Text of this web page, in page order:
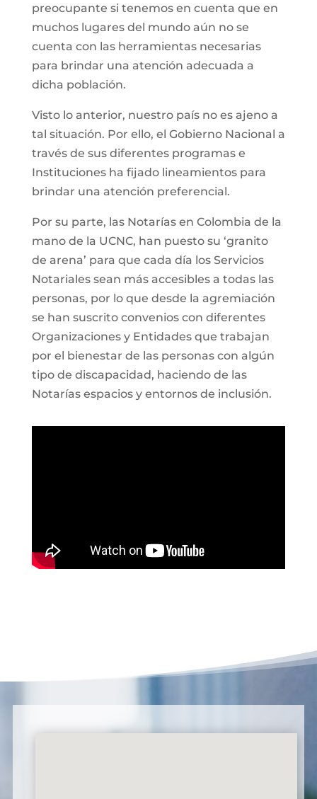
preocupante si tenemos en cuenta que en
muchos lugares del mundo aún no se
cuenta con las herramientas necesarias
para brindar una atención adecuada a
dicha población.
Visto lo anterior, nuestro país no es ajeno a
tal situación. Por ello, el Gobierno Nacional a
través de sus diferentes programas e
Instituciones ha fijado lineamientos para
brindar una atención preferencial.
Por su parte, las Notarías en Colombia de la
mano de la UCNC, han puesto su ‘granito
de arena’ para que cada día los Servicios
Notariales sean más accesibles a todas las
personas, por lo que desde la agremiación
se han suscrito convenios con diferentes
Organizaciones y Entidades que trabajan
por el bienestar de las personas con algún
tipo de discapacidad, haciendo de las
Notarías espacios y entornos de inclusión.